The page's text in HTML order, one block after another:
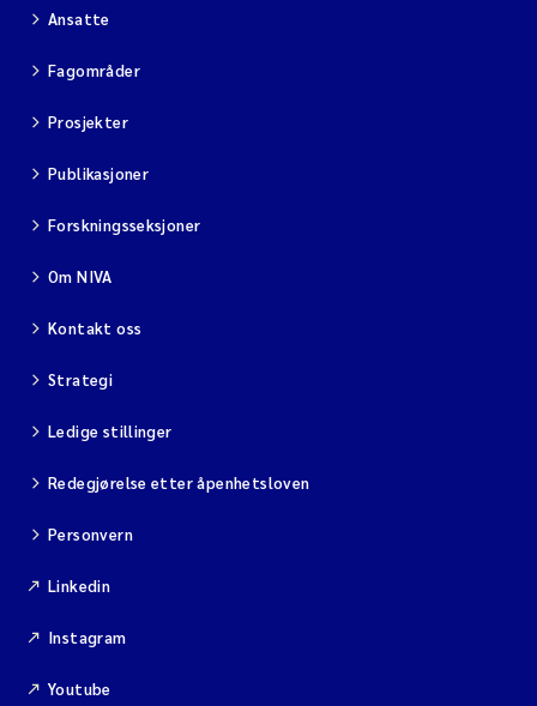
Ansatte
Fagområder
Prosjekter
Publikasjoner
Forskningsseksjoner
Om NIVA
Kontakt oss
Strategi
Ledige stillinger
Redegjørelse etter åpenhetsloven
Personvern
Linkedin
Instagram
Youtube